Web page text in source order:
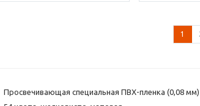
1
Просвечивающая специальная ПВХ-пленка (0,08 мм)